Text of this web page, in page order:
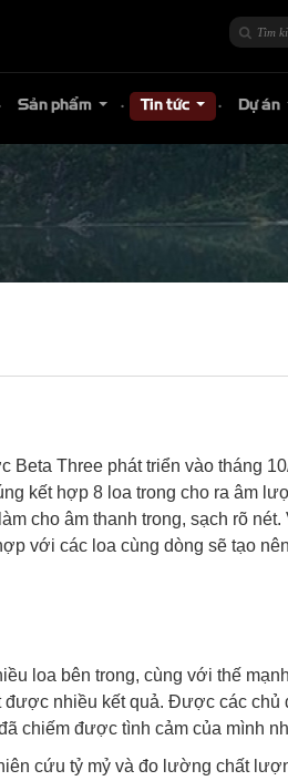
Sản phẩm Tin tức Dự án
Beta Three phát triển vào tháng
kết hợp 8 loa trong cho ra âm
cho âm thanh trong, sạch rõ
với các loa cùng dòng sẽ tạo
loa bên trong, cùng với thế
nhiều kết quả. Được các chủ
chiếm được tình cảm của mình
cứu tỷ mỷ và đo lường chất